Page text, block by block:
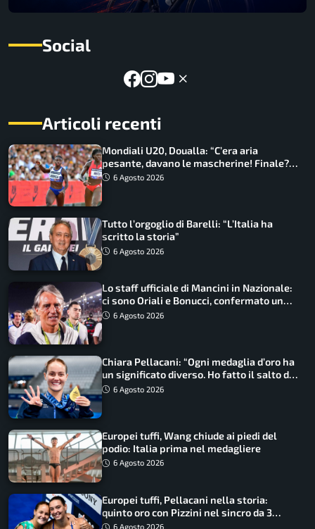
Social
Articoli recenti
Mondiali U20, Doualla: “C’era aria
pesante, davano le mascherine! Finale?
Non ho nulla da perdere”
6 Agosto 2026
Tutto l’orgoglio di Barelli: “L’Italia ha
scritto la storia”
6 Agosto 2026
Lo staff ufficiale di Mancini in Nazionale:
ci sono Oriali e Bonucci, confermato un
ritorno
6 Agosto 2026
Chiara Pellacani: “Ogni medaglia d’oro ha
un significato diverso. Ho fatto il salto di
qualità”
6 Agosto 2026
Europei tuffi, Wang chiude ai piedi del
podio: Italia prima nel medagliere
6 Agosto 2026
Europei tuffi, Pellacani nella storia:
quinto oro con Pizzini nel sincro da 3
metri
6 Agosto 2026